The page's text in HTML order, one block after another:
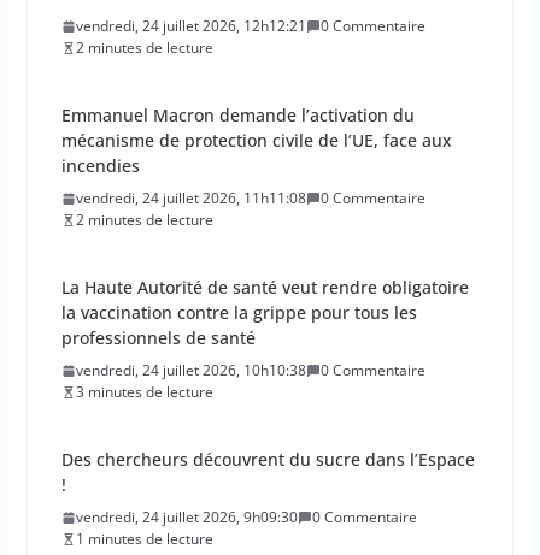
vendredi, 24 juillet 2026, 12h12:21
0 Commentaire
2 minutes de lecture
Emmanuel Macron demande l’activation du
mécanisme de protection civile de l’UE, face aux
incendies
vendredi, 24 juillet 2026, 11h11:08
0 Commentaire
2 minutes de lecture
La Haute Autorité de santé veut rendre obligatoire
la vaccination contre la grippe pour tous les
professionnels de santé
vendredi, 24 juillet 2026, 10h10:38
0 Commentaire
3 minutes de lecture
Des chercheurs découvrent du sucre dans l’Espace
!
vendredi, 24 juillet 2026, 9h09:30
0 Commentaire
1 minutes de lecture